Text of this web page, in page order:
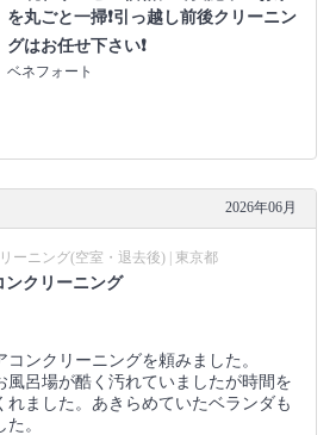
を丸ごと一掃❗️引っ越し前後クリーニン
グはお任せ下さい❗️
ベネフォート
2026年06月
ーニング(空室・退去後) | 東京都
クリーニング
ンクリーニングを頼みました。
風呂場が酷く汚れていましたが時間を
れました。あきらめていたベランダも
。